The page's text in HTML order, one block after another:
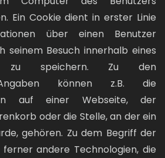
Ein Cookie dient in erster Linie
über einen Benutzer
seinem Besuch innerhalb eines
zu speichern. Zu den
können z.B. die
auf einer Webseite, der
oder die Stelle, an der ein
gehören. Zu dem Begriff der
andere Technologien, die